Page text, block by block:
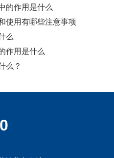
的作用是什么
使用有哪些注意事项
么
作用是什么
么？